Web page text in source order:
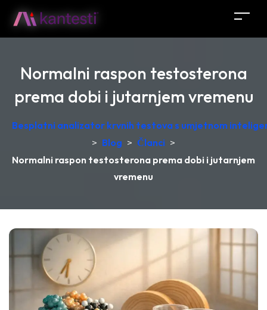
Normalni raspon testosterona
prema dobi i jutarnjem vremenu
Besplatni analizator krvnih testova s umjetnom
> Blog > Članci >
Normalni raspon testosterona prema dobi i jutarnjem
vremenu